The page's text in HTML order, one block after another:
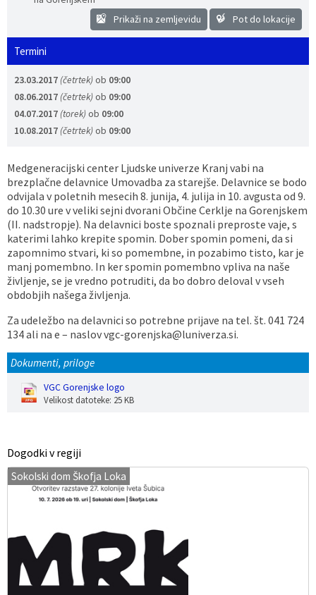
Prikaži na zemljevidu Pot do lokacije
Termini
23.03.2017 (četrtek)ob 09:00
08.06.2017 (četrtek)ob 09:00
04.07.2017 (torek)ob 09:00
10.08.2017 (četrtek)ob 09:00
Medgeneracijski center Ljudske univerze Kranj vabi na
brezplačne delavnice Umovadba za starejše. Delavnice se bodo
odvijala v poletnih mesecih 8. junija, 4. julija in 10. avgusta od 9.
do 10.30 ure v veliki sejni dvorani Občine Cerklje na Gorenjskem
(II. nadstropje). Na delavnici boste spoznali preproste vaje, s
katerimi lahko krepite spomin. Dober spomin pomeni, da si
zapomnimo stvari, ki so pomembne, in pozabimo tisto, kar je
manj pomembno. In ker spomin pomembno vpliva na naše
življenje, se je vredno potruditi, da bo dobro deloval v vseh
obdobjih našega življenja.
Za udeležbo na delavnici so potrebne prijave na tel. št. 041 724
134 ali na e – naslov vgc-gorenjska@luniverza.si.
Dokumenti, priloge
VGC Gorenjske logo
Velikost datoteke: 25 KB
Dogodki v regiji
Sokolski dom Škofja Loka
Častno razsodišče
Gasilstvo, zaščita in reševanje
Načrt ravnanja s stvarnim premoženjem
MojaObčina.si
Dokumenti v javni obravnavi